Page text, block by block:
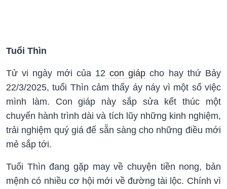
Tuổi Thìn
Tử vi ngày mới của 12 con giáp cho hay thứ Bảy
22/3/2025, tuổi Thìn cảm thấy áy náy vì một số việc
mình làm. Con giáp này sắp sửa kết thúc một
chuyến hành trình dài và tích lũy những kinh nghiệm,
trải nghiệm quý giá để sẵn sàng cho những điều mới
mẻ sắp tới.
Tuổi Thìn đang gặp may về chuyện tiền nong, bản
mệnh có nhiều cơ hội mới về đường tài lộc. Chính vì